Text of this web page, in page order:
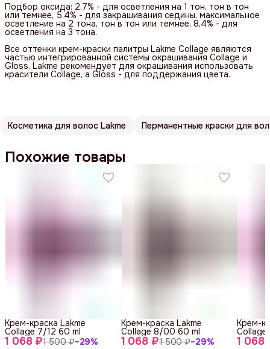
Подбор оксида: 2,7% - для осветления на 1 тон, тон в тон
или темнее, 5,4% - для закрашивания седины, максимальное
осветление на 2 тона, тон в тон или темнее, 8,4% - для
осветления на 3 тона.
Все оттенки крем-краски палитры Lakme Collage являются
частью интегрированной системы окрашивания Collage и
Gloss. Lakme рекомендует для окрашивания использовать
красители Collage, а Gloss - для поддержания цвета.
Косметика для волос Lakme Перманентные краски для
Похожие товары
1 068 ₽1 500 ₽−29%
Крем-краска Lakme
Collage 7/12 60 ml
1 068 ₽1 500 ₽−29%
Крем-краска Lakme
Collage 8/00 60 ml
1 068
Крем-